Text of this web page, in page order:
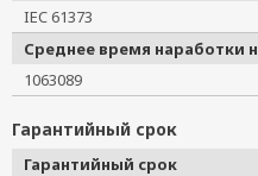
IEC 61373
Среднее время наработки
1063089
Гарантийный срок
Гарантийный срок